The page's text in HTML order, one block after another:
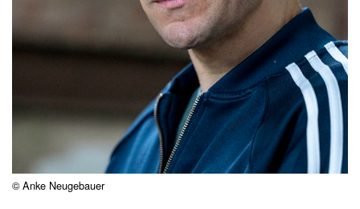
© Anke Neugebauer